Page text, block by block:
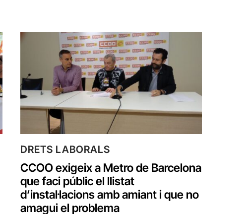
DRETS LABORALS
CCOO exigeix a Metro de Barcelona
que faci públic el llistat
d’instal·lacions amb amiant i que no
amagui el problema